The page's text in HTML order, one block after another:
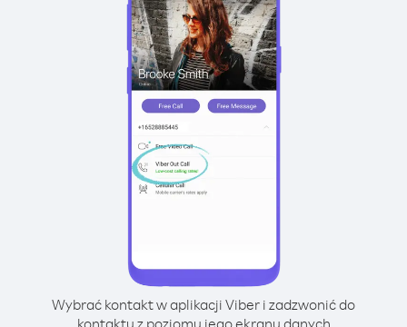
Wybrać kontakt w aplikacji Viber i zadzwonić do
kontaktu z poziomu jego ekranu danych